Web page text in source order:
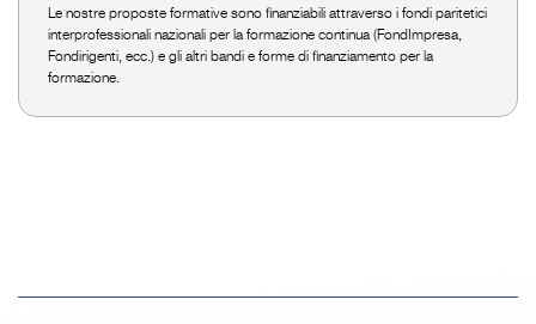
Le nostre proposte formative sono finanziabili attraverso i fondi paritetici
interprofessionali nazionali per la formazione continua (FondImpresa,
Fondirigenti, ecc.) e gli altri bandi e forme di finanziamento per la
formazione.